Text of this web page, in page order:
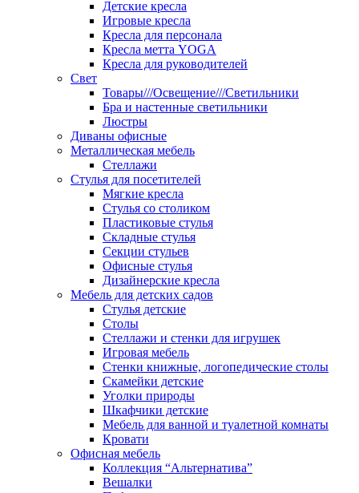
Детские кресла
Игровые кресла
Кресла для персонала
Кресла метта YOGA
Кресла для руководителей
Свет
Товары///Освещение///Светильники
Бра и настенные светильники
Люстры
Диваны офисные
Металлическая мебель
Стеллажи
Стулья для посетителей
Мягкие кресла
Стулья со столиком
Пластиковые стулья
Складные стулья
Секции стульев
Офисные стулья
Дизайнерские кресла
Мебель для детских садов
Стулья детские
Столы
Стеллажи и стенки для игрушек
Игровая мебель
Стенки книжные, логопедические столы
Скамейки детские
Уголки природы
Шкафчики детские
Мебель для ванной и туалетной комнаты
Кровати
Офисная мебель
Коллекция “Альтернатива”
Вешалки